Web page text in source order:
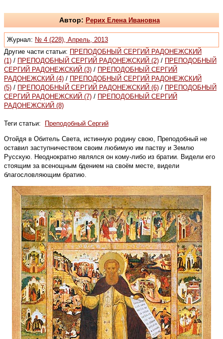
Автор: Рерих Елена Ивановна
Журнал: № 4 (228), Апрель, 2013
Другие части статьи: ПРЕПОДОБНЫЙ СЕРГИЙ РАДОНЕЖСКИЙ
(1) / ПРЕПОДОБНЫЙ СЕРГИЙ РАДОНЕЖСКИЙ (2) / ПРЕПОДОБНЫЙ
СЕРГИЙ РАДОНЕЖСКИЙ (3) / ПРЕПОДОБНЫЙ СЕРГИЙ
РАДОНЕЖСКИЙ (4) / ПРЕПОДОБНЫЙ СЕРГИЙ РАДОНЕЖСКИЙ
(5) / ПРЕПОДОБНЫЙ СЕРГИЙ РАДОНЕЖСКИЙ (6) / ПРЕПОДОБНЫЙ
СЕРГИЙ РАДОНЕЖСКИЙ (7) / ПРЕПОДОБНЫЙ СЕРГИЙ
РАДОНЕЖСКИЙ (8)
Теги статьи: Преподобный Сергий
Отойдя в Обитель Света, истинную родину свою, Преподобный не
оставил заступничеством своим любимую им паству и Землю
Русскую. Неоднократно являлся он кому-либо из братии. Видели его
стоящим за всенощным бдением на своём месте, видели
благословляющим братию.